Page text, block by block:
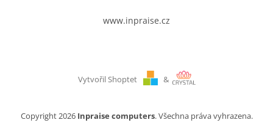
www.inpraise.cz
Vytvořil Shoptet &
Copyright 2026 Inpraise computers. Všechna práva vyhrazena.